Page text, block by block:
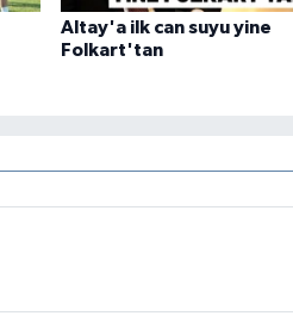
Altay'a ilk can suyu yine
Folkart'tan